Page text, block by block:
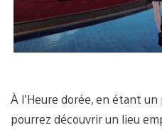
À l’Heure dorée, en étant
pourrez découvrir un lieu